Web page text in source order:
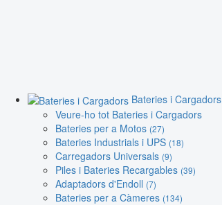
Bateries i Cargadors
Veure-ho tot Bateries i Cargadors
Bateries per a Motos (27)
Bateries Industrials i UPS (18)
Carregadors Universals (9)
Piles i Bateries Recargables (39)
Adaptadors d'Endoll (7)
Bateries per a Càmeres (134)